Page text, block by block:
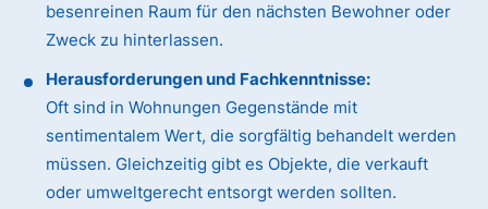
besenreinen Raum für den nächsten Bewohner oder
Zweck zu hinterlassen.
Herausforderungen und Fachkenntnisse:
Oft sind in Wohnungen Gegenstände mit
sentimentalem Wert, die sorgfältig behandelt werden
müssen. Gleichzeitig gibt es Objekte, die verkauft
oder umweltgerecht entsorgt werden sollten.